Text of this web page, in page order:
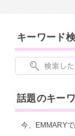
キーワード
話題のキー
今、EMMARY